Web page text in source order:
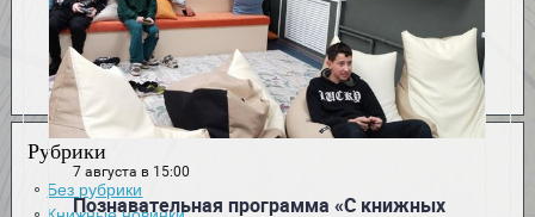
Рубрики
Без рубрики